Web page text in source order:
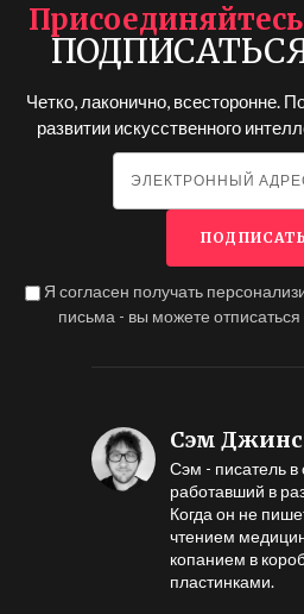
Четко, лаконично, всесторонне.
развитии искусственного
Я согласен получать
письма - вы можете
Сэм Джинс
Сэм - писатель в
работавший в
Когда он не
чтением
копанием в
пластинками.